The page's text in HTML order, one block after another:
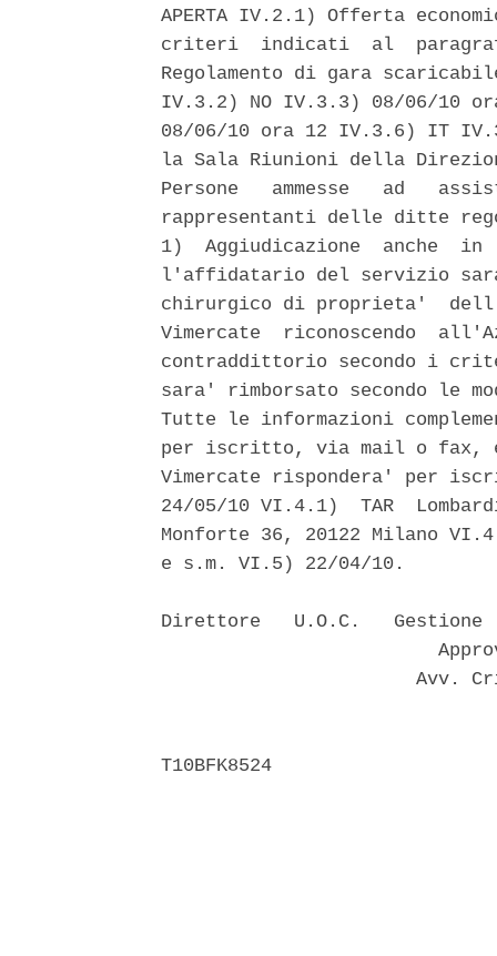
APERTA IV.2.1) Offerta
criteri  indicati  al
Regolamento di gara
IV.3.2) NO IV.3.3) 08/06/10
08/06/10 ora 12 IV.3.6) IT
la Sala Riunioni della
Persone   ammesse   ad
rappresentanti delle ditte
1)  Aggiudicazione  anche
l'affidatario del servizio
chirurgico di proprieta'
Vimercate  riconoscendo
contraddittorio secondo i
sara' rimborsato secondo
Tutte le informazioni
per iscritto, via mail o fax,
Vimercate rispondera' per
24/05/10 VI.4.1)  TAR
Monforte 36, 20122 Milano
e s.m. VI.5) 22/04/10.
Direttore   U.O.C.
Avv.